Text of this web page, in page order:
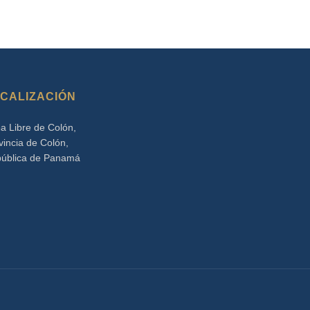
Libre de Colón,
de Colón,
de Panamá